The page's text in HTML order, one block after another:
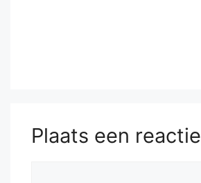
Plaats een reactie